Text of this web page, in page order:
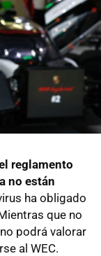
reglamento
no están
ha obligado
que no
podrá valorar
al WEC.